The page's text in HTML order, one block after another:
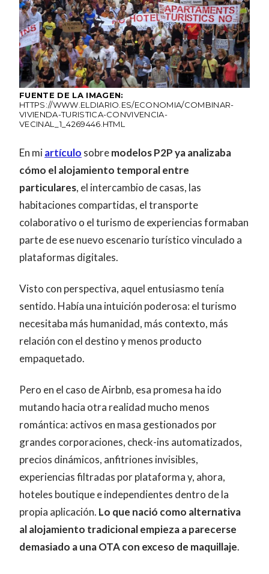
FUENTE DE LA IMAGEN:
HTTPS://WWW.ELDIARIO.ES/ECONOMIA/COMBINAR-
VIVIENDA-TURISTICA-CONVIVENCIA-
VECINAL_1_4269446.HTML
En miartículo sobremodelos P2P ya analizaba
cómo el alojamiento temporal entre
particulares, el intercambio de casas, las
habitaciones compartidas, el transporte
colaborativo o el turismo de experiencias formaban
parte de ese nuevo escenario turístico vinculado a
plataformas digitales.
Visto con perspectiva, aquel entusiasmo tenía
sentido. Había una intuición poderosa: el turismo
necesitaba más humanidad, más contexto, más
relación con el destino y menos producto
empaquetado.
Pero en el caso de Airbnb, esa promesa ha ido
mutando hacia otra realidad mucho menos
romántica: activos en masa gestionados por
grandes corporaciones, check-ins automatizados,
precios dinámicos, anfitriones invisibles,
experiencias filtradas por plataforma y, ahora,
hoteles boutique e independientes dentro de la
propia aplicación. Lo que nació como alternativa
al alojamiento tradicional empieza a parecerse
demasiado a una OTA con exceso de maquillaje.